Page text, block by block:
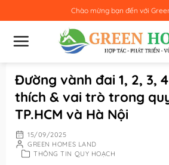
qua
Chào mừng bạn đến với
Đường vành đai 1, 2, 3,
thích & vai trò trong
TP.HCM và Hà Nội
15/09/2025
GREEN HOMES LAND
THÔNG TIN QUY HOẠCH